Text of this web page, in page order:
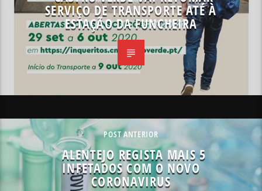
SERVIÇO DE TRANSPORTE ATÉ À
ESTAÇÃO DA FUNCHEIRA
POST ANTERIOR
ALENTEJO REGISTA MAIS 5
INFETADOS COM O NOVO
CORONAVIRUS